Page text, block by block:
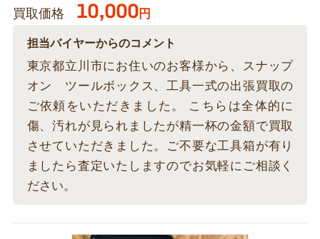
買取価格 10,000円
担当バイヤーからのコメント
東京都立川市にお住いのお客様から、スナップ
オン ツールボックス、工具一式の出張買取の
ご依頼をいただきました。 こちらは全体的に
傷、汚れが見られましたが精一杯の金額で買取
させていただきました。ご不要な工具箱が有り
ましたら査定いたしますのでお気軽にご相談く
ださい。